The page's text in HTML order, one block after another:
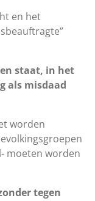
en het
staat, in het
als misdaad
worden
moeten worden
tegen